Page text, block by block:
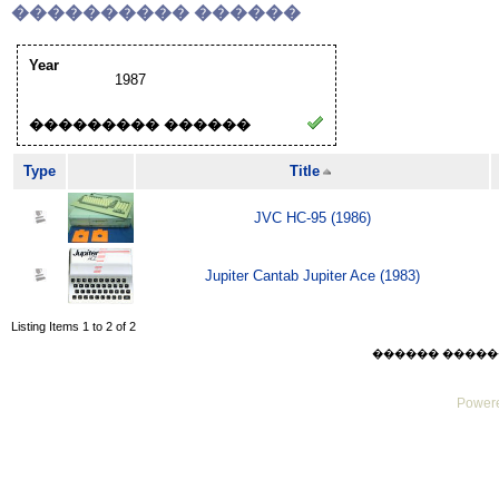
���������� ������
Year
1987
��������� ������
Type Title
JVC HC-95 (1986)
Jupiter Cantab Jupiter Ace (1983)
Listing Items 1 to 2 of 2
������ ������